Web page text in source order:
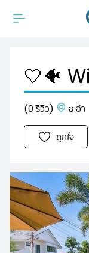
🤍🐠
(0 รีวิว) ชะอำ
ถูกใจ